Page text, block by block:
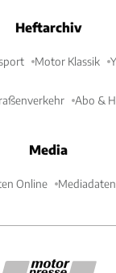
Heftarchiv
Motor Klassik
Abo &
Media
Online